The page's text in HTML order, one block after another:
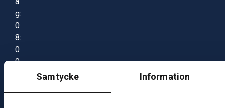
Samtycke Information
g:
0
8:
0
0